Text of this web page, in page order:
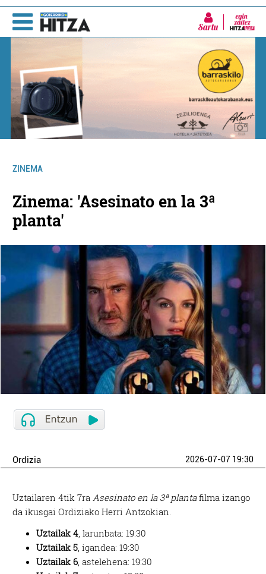
Sartu
ZINEMA
Zinema: 'Asesinato en la 3ª
planta'
Ordizia 2026-07-07 19:30
Uztailaren 4tik 7ra Asesinato en la 3ª plantafilma izango
da ikusgai Ordiziako Herri Antzokian.
Uztailak 4 , larunbata: 19:30
Uztailak 5 , igandea: 19:30
Uztailak 6 , astelehena: 19:30